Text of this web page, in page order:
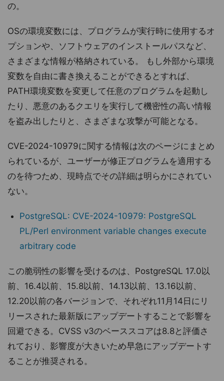
の。
OSの環境変数には、プログラムが実行時に使用するオ
プションや、ソフトウェアのインストールパスなど、
さまざまな情報が格納されている。 もし外部から環境
変数を自由に書き換えることができるとすれば、
PATH環境変数を変更して任意のプログラムを起動し
たり、悪意のあるクエリを実行して機密性の高い情報
を盗み出したりと、さまざまな攻撃が可能となる。
CVE-2024-10979に関する情報は次のページにまとめ
られているが、ユーザーが修正プログラムを適用する
のを待つため、現時点でその詳細は明らかにされてい
ない。
PostgreSQL: CVE-2024-10979: PostgreSQL
PL/Perl environment variable changes execute
arbitrary code
この脆弱性の影響を受けるのは、PostgreSQL 17.0以
前、16.4以前、15.8以前、14.13以前、13.16以前、
12.20以前の各バージョンで、それぞれ11月14日にリ
リースされた最新版にアップデートすることで影響を
回避できる。CVSS v3のベーススコアは8.8と評価さ
れており、影響度が大きいため早急にアップデートす
ることが推奨される。